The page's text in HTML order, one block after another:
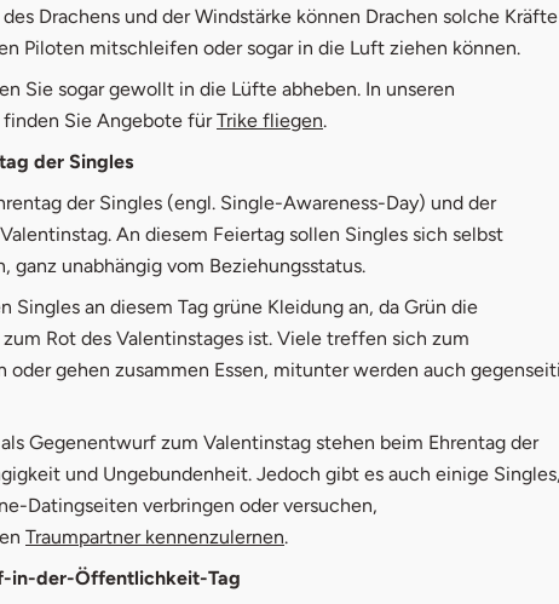
Drachens und der Windstärke können Drachen solche Kräfte
Piloten mitschleifen oder sogar in die Luft ziehen können.
Sie sogar gewollt in die Lüfte abheben. In unseren
finden Sie Angebote fürTrike fliegen.
der Singles
der Singles (engl. Single-Awareness-Day) und der
An diesem Feiertag sollen Singles sich selbst
ganz unabhängig vom Beziehungsstatus.
Singles an diesem Tag grüne Kleidung an, da Grün die
Rot des Valentinstages ist. Viele treffen sich zum
oder gehen zusammen Essen, mitunter werden auch
Gegenentwurf zum Valentinstag stehen beim Ehrentag der
und Ungebundenheit. Jedoch gibt es auch einige Singles,
Datingseiten verbringen oder versuchen,
Traumpartner kennenzulernen.
in-der-Öffentlichkeit-Tag